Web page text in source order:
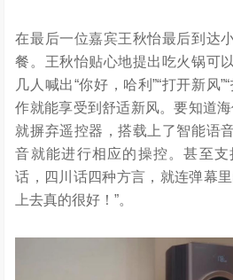
在最后一位嘉宾王秋怡最后到达
餐。王秋怡贴心地提出吃火锅可
几人喊出“你好，哈利”“打开新风
作就能享受到舒适新风。要知道
就摒弃遥控器，搭载上了智能语
音就能进行相应的操控。甚至
话，四川话四种方言，就连弹幕
上去真的很好！”。